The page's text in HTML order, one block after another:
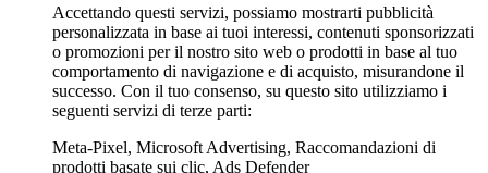
Accettando questi servizi, possiamo mostrarti pubblicità
personalizzata in base ai tuoi interessi, contenuti sponsorizzati
o promozioni per il nostro sito web o prodotti in base al tuo
comportamento di navigazione e di acquisto, misurandone il
successo. Con il tuo consenso, su questo sito utilizziamo i
seguenti servizi di terze parti:
Meta-Pixel, Microsoft Advertising, Raccomandazioni di
prodotti basate sui clic, Ads Defender